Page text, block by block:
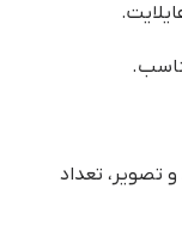
تصویر، تعداد